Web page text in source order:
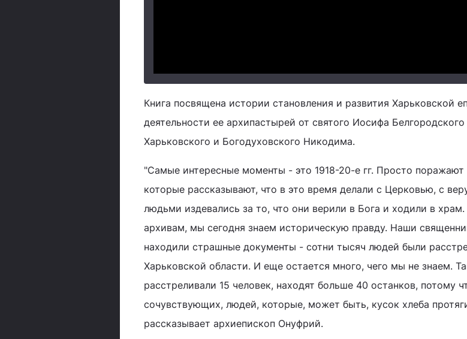
Книга посвящена истории становления и развития Харьковской
деятельности ее архипастырей от святого Иосифа
Харьковского и Богодуховского Никодима.
"Самые интересные моменты - это 1918-20-е гг. Просто
которые рассказывают, что в это время делали с Церковью, с
людьми издевались за то, что они верили в Бога и ходили в
архивам, мы сегодня знаем историческую правду. Наши
находили страшные документы - сотни тысяч людей были
Харьковской области. И еще остается много, чего мы не знаем.
расстреливали 15 человек, находят больше 40 останков, потому
сочувствующих, людей, которые, может быть, кусок хлеба
рассказывает архиепископ Онуфрий.